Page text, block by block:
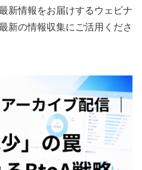
新情報をお届けするウェビナ
新の情報収集にご活用くださ